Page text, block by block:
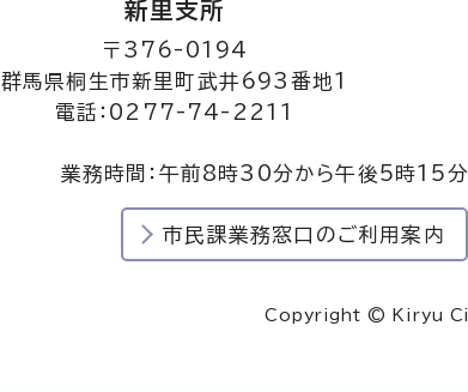
新里支所
〒376-0194
群馬県桐生市新里町武井693番地1
電話：0277-74-2211
業務時間：午前8時30分から午後5時15
市民課業務窓口のご利用案内
Copyright © Kiryu